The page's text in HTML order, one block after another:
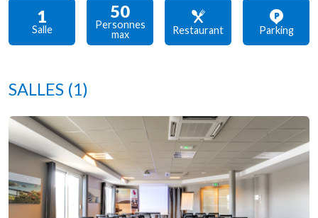
1
Salle
50
Personnes
max
Restaurant Parking
SALLES (1)